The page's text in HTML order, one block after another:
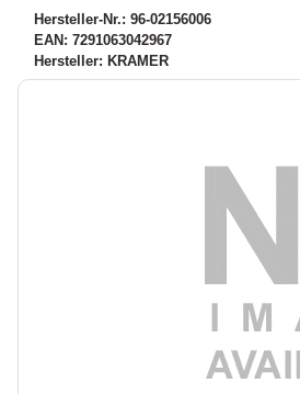
Hersteller-Nr.: 96-02156006
EAN: 7291063042967
Hersteller: KRAMER